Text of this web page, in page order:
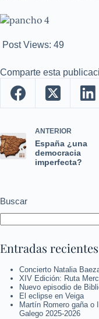
Post Views: 49
Comparte esta
ANTERIOR
España ¿una
democracia
imperfecta?
Buscar
Entradas recientes
Concierto Natalia
XIV Edición: Ruta
Nuevo episodio de
El eclipse en Veiga
Martín Romero gaña o
Galego 2025-2026